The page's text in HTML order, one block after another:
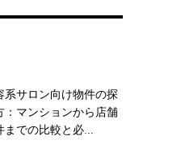
系サロン向け物件の探
：マンションから店舗
までの比較と必...